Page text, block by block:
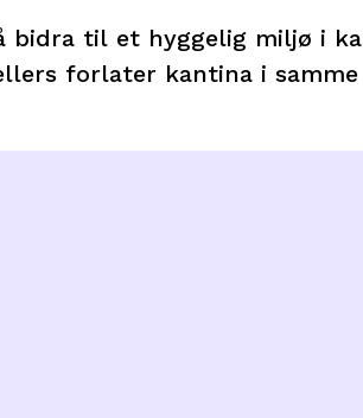
bidra til et hyggelig miljø i
forlater kantina i